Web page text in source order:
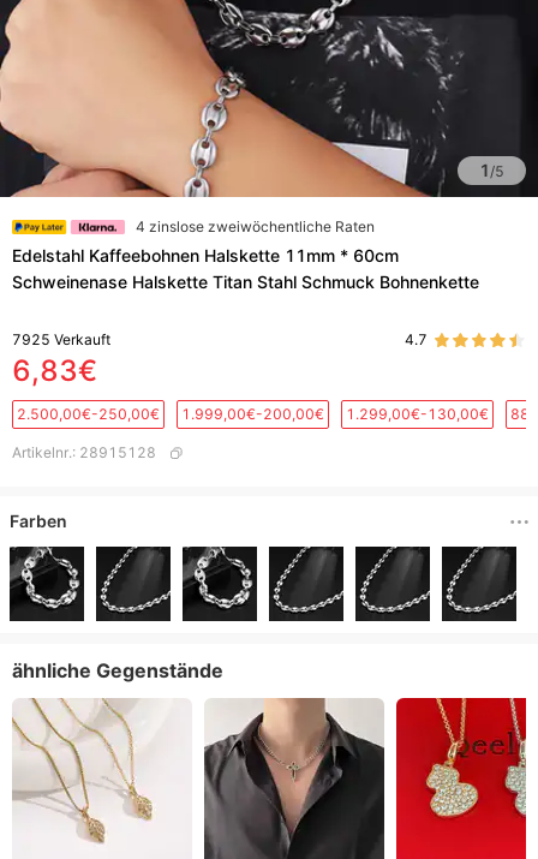
1/5
4 zinslose zweiwöchentliche Raten
Edelstahl Kaffeebohnen Halskette 11mm * 60cm
Schweinenase Halskette Titan Stahl Schmuck Bohnenkette
7925 Verkauft 4.7
6,83€
2.500,00€-250,00€ 1.999,00€-200,00€ 1.299,00€-130,00€
Artikelnr.: 28915128
Farben
ähnliche Gegenstände